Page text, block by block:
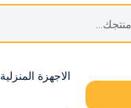
الاجهزة المنزلية